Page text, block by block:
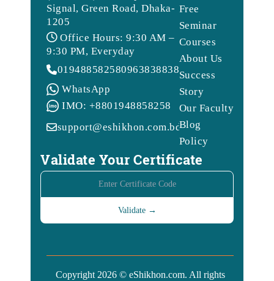
Signal, Green Road, Dhaka-
1205
Office Hours: 9:30 AM –
9:30 PM, Everyday
0194885825809638388388
WhatsApp
IMO: +8801948858258
support@eshikhon.com.bd
Free
Seminar
Courses
About Us
Success
Story
Our Faculty
Blog
Policy
Validate Your Certificate
Copyright 2026 © eShikhon.com. All rights